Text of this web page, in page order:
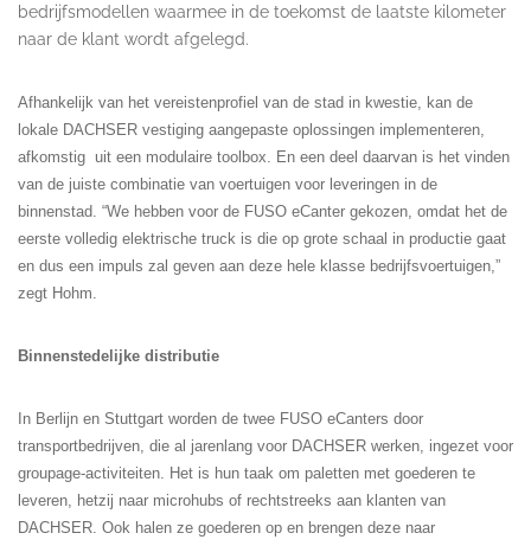
bedrijfsmodellen waarmee in de toekomst de laatste kilometer
naar de klant wordt afgelegd.
Afhankelijk van het vereistenprofiel van de stad in kwestie, kan de
lokale DACHSER vestiging aangepaste oplossingen implementeren,
afkomstig uit een modulaire toolbox. En een deel daarvan is het vinden
van de juiste combinatie van voertuigen voor leveringen in de
binnenstad. “We hebben voor de FUSO eCanter gekozen, omdat het de
eerste volledig elektrische truck is die op grote schaal in productie gaat
en dus een impuls zal geven aan deze hele klasse bedrijfsvoertuigen,”
zegt Hohm.
Binnenstedelijke distributie
In Berlijn en Stuttgart worden de twee FUSO eCanters door
transportbedrijven, die al jarenlang voor DACHSER werken, ingezet voor
groupage-activiteiten. Het is hun taak om paletten met goederen te
leveren, hetzij naar microhubs of rechtstreeks aan klanten van
DACHSER. Ook halen ze goederen op en brengen deze naar